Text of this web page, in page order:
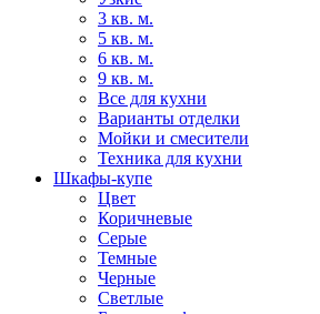
3 кв. м.
5 кв. м.
6 кв. м.
9 кв. м.
Все для кухни
Варианты отделки
Мойки и смесители
Техника для кухни
Шкафы-купе
Цвет
Коричневые
Серые
Темные
Черные
Светлые